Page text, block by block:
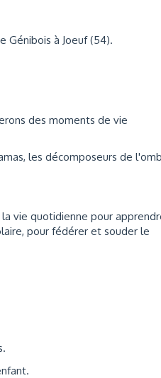
Génibois à Joeuf (54).
des moments de vie
les décomposeurs de
vie quotidienne pour
pour fédérer et souder le